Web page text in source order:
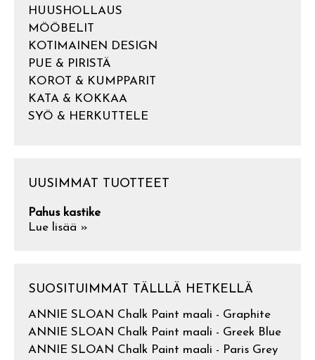
HUUSHOLLAUS
MÖÖBELIT
KOTIMAINEN DESIGN
PUE & PIRISTÄ
KOROT & KUMPPARIT
KATA & KOKKAA
SYÖ & HERKUTTELE
UUSIMMAT TUOTTEET
Pahus kastike
Lue lisää »
SUOSITUIMMAT TÄLLLÄ HETKELLÄ
ANNIE SLOAN Chalk Paint maali - Graphite
ANNIE SLOAN Chalk Paint maali - Greek Blue
ANNIE SLOAN Chalk Paint maali - Paris Grey